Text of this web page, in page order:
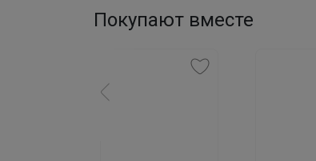
Покупают вместе